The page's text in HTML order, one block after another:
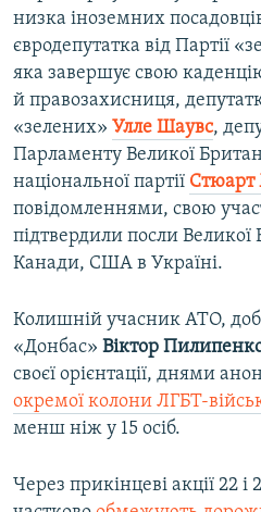
низка іноземних
євродепутатка від Партії
яка завершує свою
й правозахисниця,
«зелених» Улле Шаувс,
Парламенту Великої
національної партії
повідомленнями, свою
підтвердили посли
Канади, США в Україні.
Колишній учасник АТО,
«Донбас» Віктор
своєї орієнтації, днями
окремої колони ЛГБТ-
менш ніж у 15 осіб.
Через прикінцеві акції 22